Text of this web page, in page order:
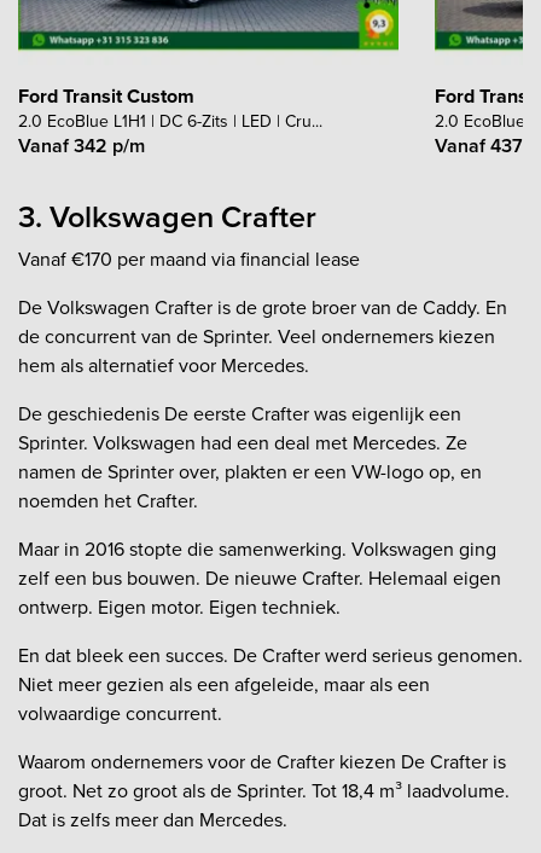
Ford Transit Custom
2.0 EcoBlue L1H1 | DC 6-Zits | LED | Cru...
Vanaf 342 p/m
Ford
2.0 EcoBlue
Vanaf 437
3. Volkswagen Crafter
Vanaf €170 per maand via financial lease
De Volkswagen Crafter is de grote broer van de Caddy. En
de concurrent van de Sprinter. Veel ondernemers kiezen
hem als alternatief voor Mercedes.
De geschiedenis De eerste Crafter was eigenlijk een
Sprinter. Volkswagen had een deal met Mercedes. Ze
namen de Sprinter over, plakten er een VW-logo op, en
noemden het Crafter.
Maar in 2016 stopte die samenwerking. Volkswagen ging
zelf een bus bouwen. De nieuwe Crafter. Helemaal eigen
ontwerp. Eigen motor. Eigen techniek.
En dat bleek een succes. De Crafter werd serieus genomen.
Niet meer gezien als een afgeleide, maar als een
volwaardige concurrent.
Waarom ondernemers voor de Crafter kiezen De Crafter is
groot. Net zo groot als de Sprinter. Tot 18,4 m³ laadvolume.
Dat is zelfs meer dan Mercedes.